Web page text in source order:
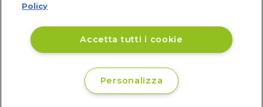
Disponibile
Policy
Accetta tutti i cookie
Personalizza